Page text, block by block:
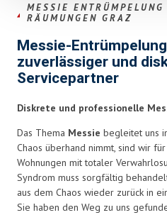
MESSIE ENTRÜMPELUNG
RÄUMUNGEN GRAZ
Messie-
zuverlässiger und
Servicepartner
Diskrete und professionelle
Das Thema Messie begleitet uns
Chaos überhand nimmt, sind wir
Wohnungen mit totaler
Syndrom muss sorgfältig
aus dem Chaos wieder zurück in
Sie haben den Weg zu uns